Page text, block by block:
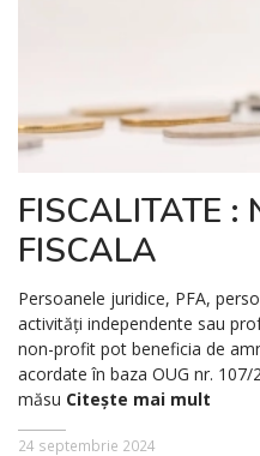
FISCALITATE :
FISCALA
Persoanele juridice, PFA,
activități independente sau
non-profit pot beneficia de
acordate în baza OUG nr.
măsu Citește mai mult
24 septembrie 2024